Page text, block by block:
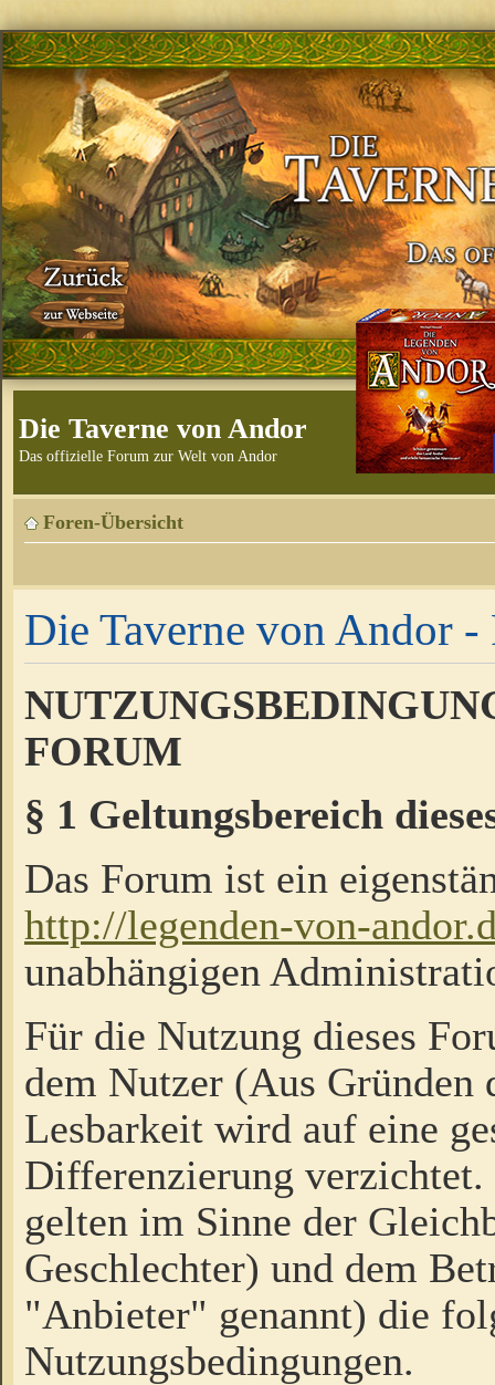
Die Taverne von Andor
Das offizielle Forum zur Welt von Andor
Foren-Übersicht
Die Taverne von Andor -
FORUM
§ 1 Geltungsbereich
Das Forum ist ein
http://legenden-von-
unabhängigen
Für die Nutzung dieses
dem Nutzer (Aus Gründen
Lesbarkeit wird auf eine
Differenzierung
gelten im Sinne der
Geschlechter) und dem
"Anbieter" genannt) die
Nutzungsbedingungen.